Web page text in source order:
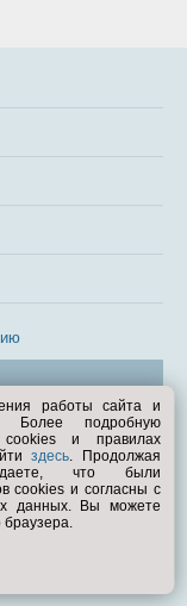
работы сайта и
Более подробную
и правилах
здесь. Продолжая
что были
cookies и согласны с
данных. Вы можете
браузера.